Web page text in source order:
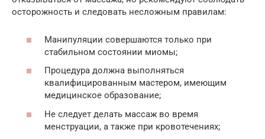
осторожность и следовать несложным правилам:
Манипуляции совершаются только при
стабильном состоянии миомы;
Процедура должна выполняться
квалифицированным мастером, имеющим
медицинское образование;
Не следует делать массаж во время
менструации, а также при кровотечениях;